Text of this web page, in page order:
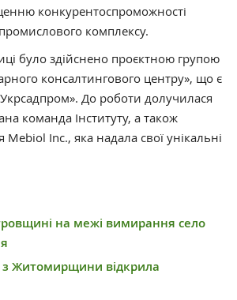
конкурентоспроможності
комплексу.
було здійснено проєктною групою
консалтингового центру», що є
До роботи долучилася
команда Інституту, а також
Mebiol Inc., яка надала свої унікальні
на межі вимирання село
Житомирщини відкрила